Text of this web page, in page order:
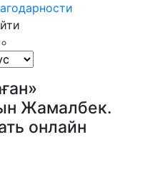
Жамалбек.
онлайн